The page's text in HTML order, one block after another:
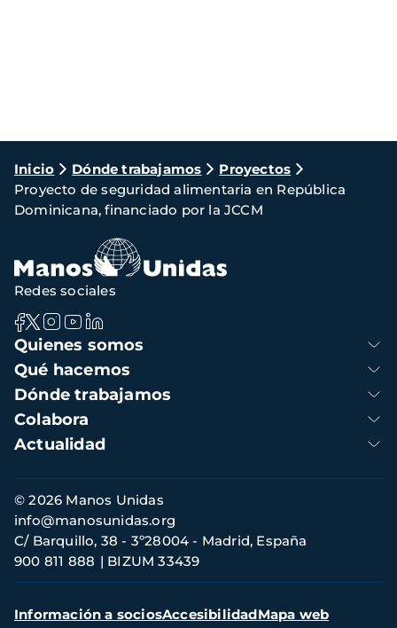
Ruta
de
navegación
Inicio Dónde trabajamos
Proyectos
Proyecto de seguridad alimentaria en República
Dominicana, financiado por la JCCM
Navegación
principal
Quienes somos
Qué hacemos
Dónde trabajamos
Colabora
Actualidad
Redes sociales
Información
de
contacto
© 2026 Manos Unidas
C/ Barquillo, 38 - 3º28004 - Madrid, España
900 811 888
BIZUM 33439
info@manosunidas.org
Menú
Información a sociosAccesibilidadMapa web